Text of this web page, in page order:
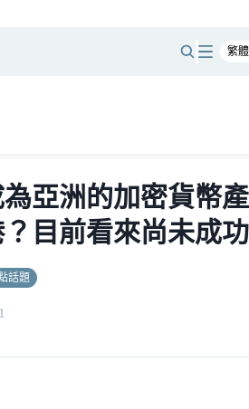
亞洲的加密貨幣產
目前看來尚未成功
話題